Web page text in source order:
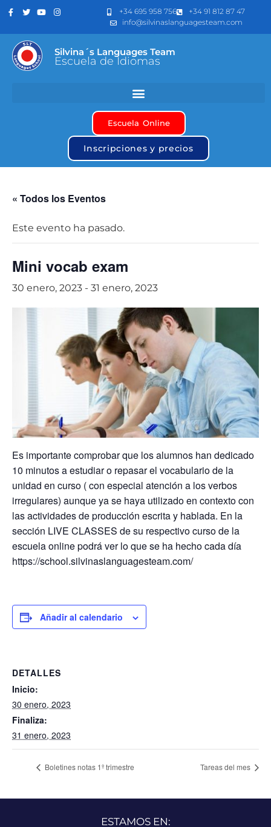
+34 695 958 756
+34 91 812 87 47
info@silvinaslanguagesteam.com
Silvina´s Languages Team
Escuela de Idiomas
Escuela Online
Inscripciones y precios
« Todos los Eventos
Este evento ha pasado.
Mini vocab exam
30 enero, 2023 - 31 enero, 2023
Es importante comprobar que los alumnos han dedicado
10 minutos a estudiar o repasar el vocabulario de la
unidad en curso ( con especial atención a los verbos
irregulares) aunque ya se haya utilizado en contexto con
las actividades de producción escrita y hablada. En la
sección LIVE CLASSES de su respectivo curso de la
escuela online podrá ver lo que se ha hecho cada día
https://school.silvinaslanguagesteam.com/
Añadir al calendario
DETALLES
Inicio:
30 enero, 2023
Finaliza:
31 enero, 2023
Boletines notas 1º trimestre Tareas del mes
ESTAMOS EN: